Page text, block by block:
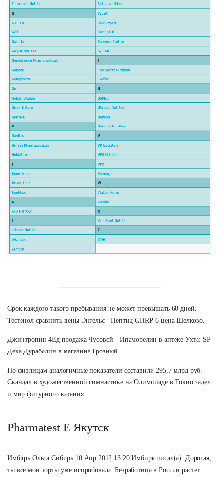
Срок каждого такого пребывания не может превышать 60 дней.
Тестенол сравнить цены Энгельс - Пептид GHRP-6 цена Щелково.
Джинтропин 4Ед продажа Чусовой - Ипаморелин в аптеке Ухта: SP
Дека Дураболин в магазине Грозный.
По физлицам аналогичные показатели составили 295,7 млрд руб.
Скандал в художественной гимнастике на Олимпиаде в Токио задел
и мир фигурного катания.
Pharmatest E Якутск
Имбирь Ольга Сибирь 10 Апр 2012 13:20 Имбирь писал(а): Дорогая,
ты все мои торты уже испробовала. Безработица в России растет